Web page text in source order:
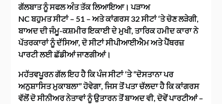
ਗੱਲਬਾਤ ਨੂੰ ਸਫਲ ਅੰਤ ਤੱਕ ਲਿਆਇਆ। ਪੜਾਅ
NC ਬਹੁਮਤ ਸੀਟਾਂ – 51 – ਅਤੇ ਕਾਂਗਰਸ 32 ਸੀਟਾਂ ‘ਤੇ ਚੋਣ ਲੜੇਗੀ,
ਬਾਅਦ ਦੀ ਜੰਮੂ-ਕਸ਼ਮੀਰ ਇਕਾਈ ਦੇ ਮੁਖੀ, ਤਾਰਿਕ ਹਮੀਦ ਕਾਰਾ ਨੇ
ਪੱਤਰਕਾਰਾਂ ਨੂੰ ਦੱਸਿਆ, ਦੋ ਸੀਟਾਂ ਸੀਪੀਆਈਐਮ ਅਤੇ ਪੈਂਥਰਜ਼
ਪਾਰਟੀ ਲਈ ਛੱਡੀਆਂ ਜਾਣਗੀਆਂ।
ਮਹੱਤਵਪੂਰਨ ਗੱਲ ਇਹ ਹੈ ਕਿ ਪੰਜ ਸੀਟਾਂ ‘ਤੇ “ਦੋਸਤਾਨਾ ਪਰ
ਅਨੁਸ਼ਾਸਿਤ ਮੁਕਾਬਲਾ” ਹੋਵੇਗਾ, ਜਿਸ ਤੋਂ ਪਤਾ ਚੱਲਦਾ ਹੈ ਕਿ ਕਾਂਗਰਸ
ਵੱਲੋਂ ਦੋ ਸੀਨੀਅਰ ਨੇਤਾਵਾਂ ਨੂੰ ਉਤਾਰਨ ਤੋਂ ਬਾਅਦ ਵੀ, ਦੋਵੇਂ ਪਾਰਟੀਆਂ –